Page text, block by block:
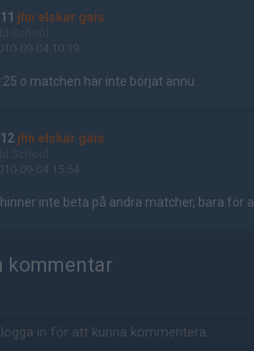
jhn elskar gais
09-04 10:19
o matchen har inte börjat ännu..
jhn elskar gais
09-04 15:54
inte beta på andra matcher, bara för
kommentar